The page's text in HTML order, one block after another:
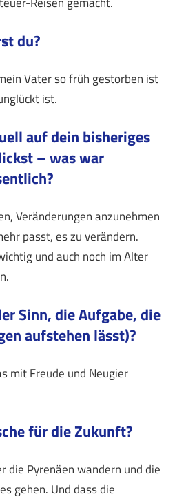
du?
Vater so früh gestorben ist
ist.
auf dein bisheriges
– was war
Veränderungen anzunehmen
passt, es zu verändern.
und auch noch im Alter
Sinn, die Aufgabe, die
aufstehen lässt)?
mit Freude und Neugier
für die Zukunft?
die Pyrenäen wandern und die
gehen. Und dass die